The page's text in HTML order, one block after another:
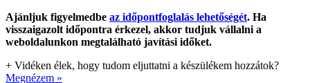
Ajánljuk figyelmedbe az időpontfoglalás lehetőségét. Ha
visszaigazolt időpontra érkezel, akkor tudjuk vállalni a
weboldalunkon megtalálható javítási időket.
+ Vidéken élek, hogy tudom eljuttatni a készülékem hozzátok?
Megnézem »